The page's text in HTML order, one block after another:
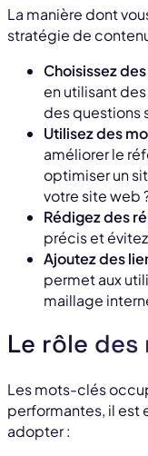
La manière dont
stratégie de
Choisissez
en utilisant
des questions
Utilisez des
améliorer le
optimiser un
votre site web
Rédigez des
précis et
Ajoutez des
permet aux
maillage
Le rôle
Les mots-clés
performantes, il est
adopter :